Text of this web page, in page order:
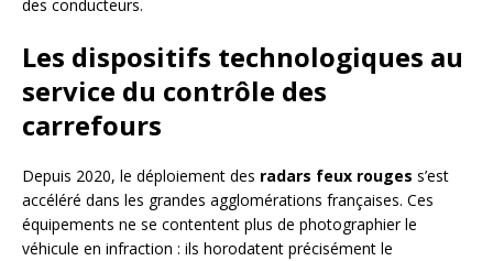
des conducteurs.
Les dispositifs technologiques au
service du contrôle des
carrefours
Depuis 2020, le déploiement des radars feux rouges s’est
accéléré dans les grandes agglomérations françaises. Ces
équipements ne se contentent plus de photographier le
véhicule en infraction : ils horodatent précisément le